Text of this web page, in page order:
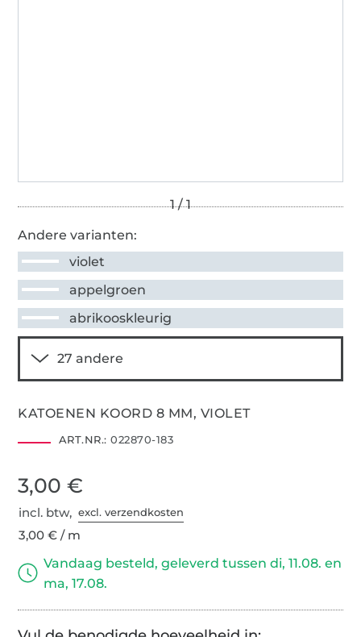
Andere varianten:
violet
appelgroen
abrikooskleurig
KATOENEN KOORD 8 MM, VIOLET
ART.NR.: 022870-183
3,00 €
incl. btw,excl. verzendkosten
3,00 € / m
Vandaag besteld, geleverd tussen di, 11.08. en
ma, 17.08.